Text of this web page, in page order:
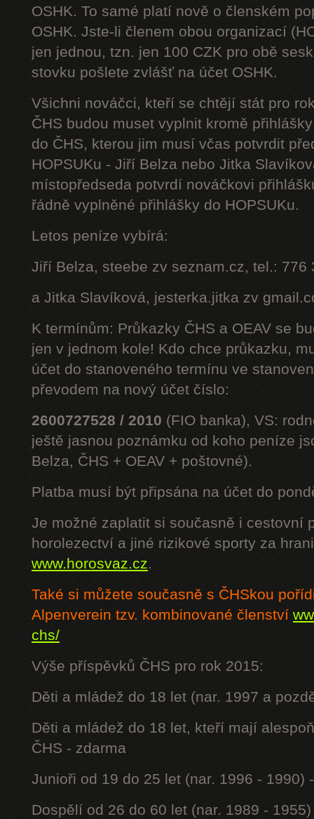
OSHK. To samé platí nově o členském
OSHK. Jste-li členem obou organizací
jen jednou, tzn. jen 100 CZK pro obě
stovku pošlete zvlášť na účet OSHK.
Všichni nováčci, kteří se chtějí stát pro
ČHS budou muset vyplnit kromě
do ČHS, kterou jim musí včas potvrdit
HOPSUKu - Jiří Belza nebo Jitka
místopředseda potvrdí nováčkovi
řádně vyplněné přihlášky do HOPSUKu.
Letos peníze vybírá:
Jiří Belza, steebe zv seznam.cz, tel.: 776
a Jitka Slavíková, jesterka.jitka zv
K termínům: Průkazky ČHS a OEAV se
jen v jednom kole! Kdo chce průkazku,
účet do stanoveného termínu ve
převodem na nový účet číslo:
2600727528 / 2010 (FIO banka), VS:
ještě jasnou poznámku od koho peníze
Belza, ČHS + OEAV + poštovné).
Platba musí být připsána na účet do
Je možné zaplatit si současně i cestovní
horolezectví a jiné rizikové sporty za
www.horosvaz.cz.
Také si můžete současně s ČHSkou
Alpenverein tzv. kombinované členství
chs/
Výše příspěvků ČHS pro rok 2015:
Děti a mládež do 18 let (nar. 1997 a
Děti a mládež do 18 let, kteří mají
ČHS - zdarma
Junioři od 19 do 25 let (nar. 1996 - 1990)
Dospělí od 26 do 60 let (nar. 1989 -